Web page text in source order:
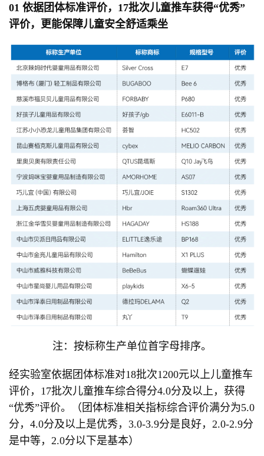
01 依据团体标准评价，17批次儿童推车获得“优秀”
评价，更能保障儿童安全舒适乘坐
注：按标称生产单位首字母排序。
经实验室依据团体标准对18批次1200元以上儿童推车
评价，17批次儿童推车综合得分4.0分及以上，获得
“优秀”评价。（团体标准相关指标综合评价满分为5.0
分，4.0分及以上是优秀，3.0-3.9分是良好，2.0-2.9分
是中等，2.0分以下是基本）